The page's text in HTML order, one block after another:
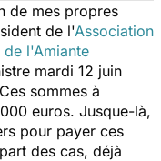
de mes propres
de l'Association
de l'Amiante
mardi 12 juin
sommes à
euros. Jusque-là,
pour payer ces
des cas, déjà